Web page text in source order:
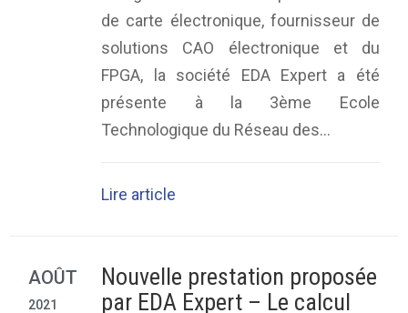
de carte électronique, fournisseur de
solutions CAO électronique et du
FPGA, la société EDA Expert a été
présente à la 3ème Ecole
Technologique du Réseau des...
Lire article
AOÛT
2021
Nouvelle prestation proposée
par EDA Expert – Le calcul